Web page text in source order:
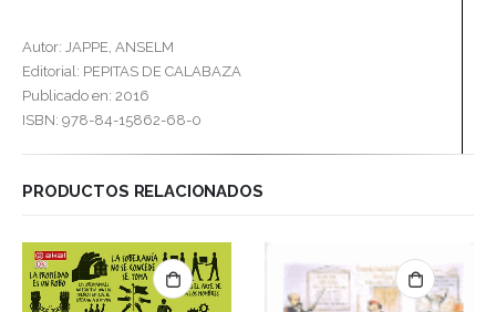
Autor: JAPPE, ANSELM
Editorial: PEPITAS DE CALABAZA
Publicado en: 2016
ISBN: 978-84-15862-68-0
PRODUCTOS RELACIONADOS